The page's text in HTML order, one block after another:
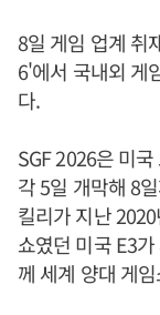
8일 게임 업계 취
6'에서 국내외 게
다.
SGF 2026은 미
각 5일 개막해 8
킬리가 지난
쇼였던 미국 E3
께 세계 양대 게